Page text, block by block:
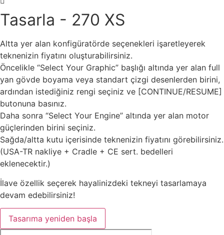
Tasarla - 270 XS
Altta yer alan konfigüratörde seçenekleri işaretleyerek
teknenizin fiyatını oluşturabilirsiniz.
Öncelikle “Select Your Graphic” başlığı altında yer alan full
yan gövde boyama veya standart çizgi desenlerden birini,
ardından istediğiniz rengi seçiniz ve [CONTINUE/RESUME]
butonuna basınız.
Daha sonra “Select Your Engine” altında yer alan motor
güçlerinden birini seçiniz.
Sağda/altta kutu içerisinde teknenizin fiyatını görebilirsiniz.
(USA-TR nakliye + Cradle + CE sert. bedelleri
eklenecektir.)
İlave özellik seçerek hayalinizdeki tekneyi tasarlamaya
devam edebilirsiniz!